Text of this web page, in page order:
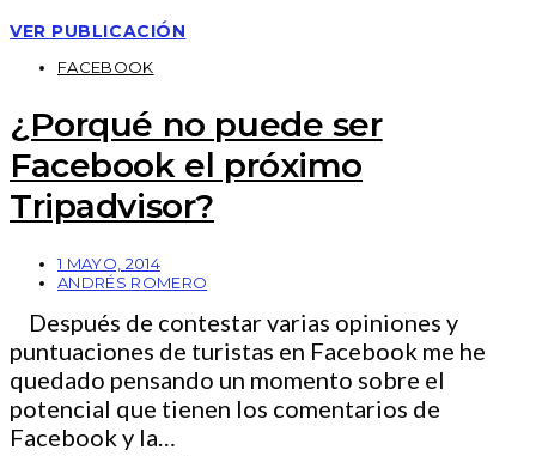
VER PUBLICACIÓN
FACEBOOK
¿Porqué no puede ser
Facebook el próximo
Tripadvisor?
1 MAYO, 2014
ANDRÉS ROMERO
Después de contestar varias opiniones y
puntuaciones de turistas en Facebook me he
quedado pensando un momento sobre el
potencial que tienen los comentarios de
Facebook y la…